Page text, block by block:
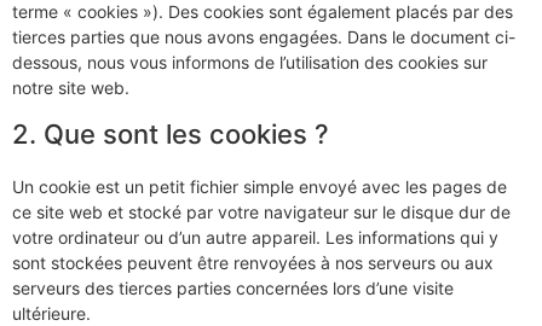
terme « cookies »). Des cookies sont également placés par des
tierces parties que nous avons engagées. Dans le document ci-
dessous, nous vous informons de l’utilisation des cookies sur
notre site web.
2. Que sont les cookies ?
Un cookie est un petit fichier simple envoyé avec les pages de
ce site web et stocké par votre navigateur sur le disque dur de
votre ordinateur ou d’un autre appareil. Les informations qui y
sont stockées peuvent être renvoyées à nos serveurs ou aux
serveurs des tierces parties concernées lors d’une visite
ultérieure.